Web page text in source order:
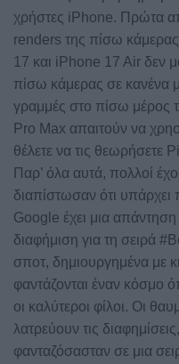
χρήστες iPhone. Πρώτα
renders της πίσω
17 και iPhone 17 Air δεν
πίσω κάμερας σε κανένα
γραμμές στο πίσω μέρος
Pro Max απαιτούν να
θέλετε να τις θεωρήσετε
Παρ’ όλα αυτά, πολλοί
διαπίστωσαν ότι
Google έχει μια
διαφήμιση για τη σειρά
σποτ, δημιουργημένα με
φαντάζονται έναν κόσμο
οι καλύτεροι φίλοι. Οι
λατρεύουν τις
φανταζόσασταν σε μια